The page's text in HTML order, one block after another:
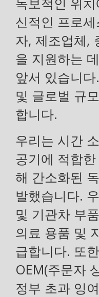
신적인 프로
자, 제조업체,
을 지원하는
앞서 있습니
및 글로벌 규
합니다.
우리는 시간
공기에 적합
해 간소화된
발했습니다.
및 기관차 부
의료 용품 및
급합니다. 또
OEM(주문자
정부 초과 잉